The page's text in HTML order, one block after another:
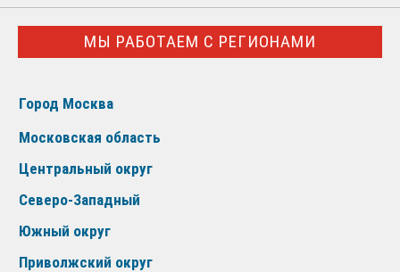
МЫ РАБОТАЕМ С РЕГИОНАМИ
Город Москва
Московская область
Центральный округ
Северо-Западный
Южный округ
Приволжский округ